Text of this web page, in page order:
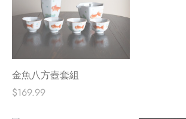
金魚八方壺套組
$169.99